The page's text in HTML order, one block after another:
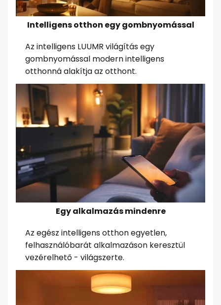
Intelligens otthon egy gombnyomással
Az intelligens LUUMR világítás egy
gombnyomással modern intelligens
otthonná alakítja az otthont.
Egy alkalmazás mindenre
Az egész intelligens otthon egyetlen,
felhasználóbarát alkalmazáson keresztül
vezérelhető - világszerte.